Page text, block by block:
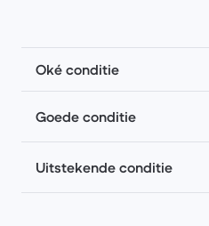
Oké conditie
Goede conditie
Uitstekende conditie